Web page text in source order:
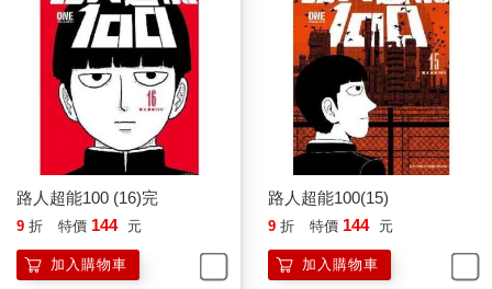
路人超能100 (16)完
9 折 特價 144 元
加入購物車
路人超能100(15)
9 折 特價 144 元
加入購物車